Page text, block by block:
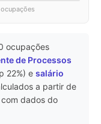
ocupações
de Processos
22%) e salário
a partir de
com dados do